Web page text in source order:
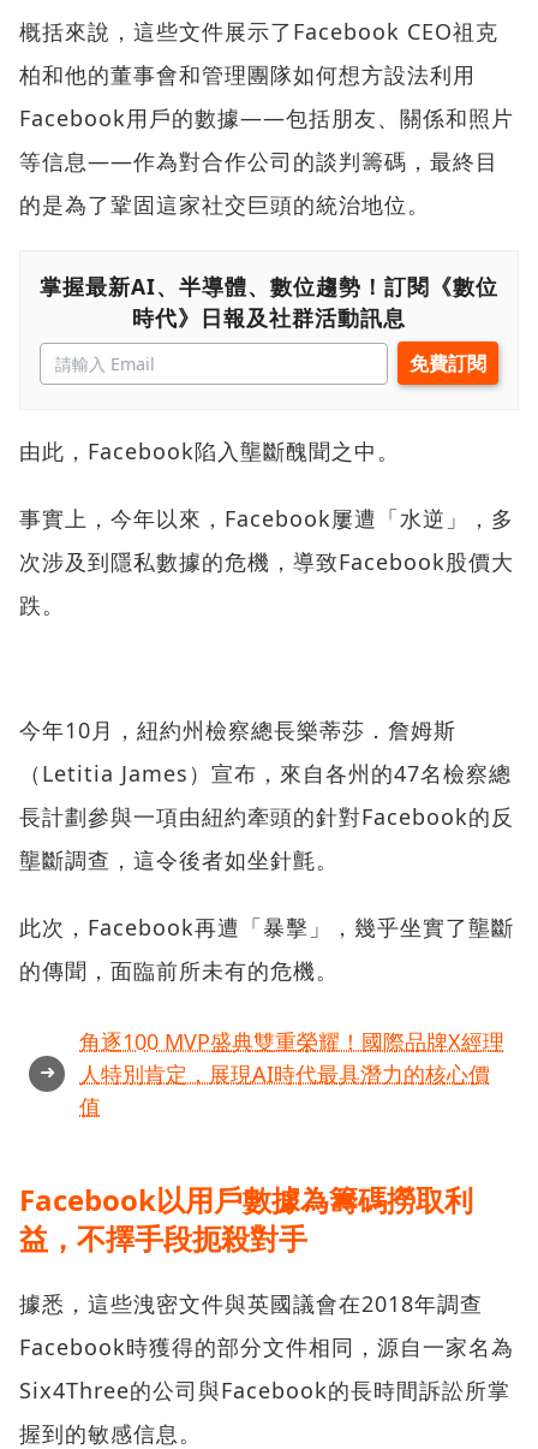
概括來說，這些文件展示了Facebook CEO祖克
柏和他的董事會和管理團隊如何想方設法利用
Facebook用戶的數據——包括朋友、關係和照片
等信息——作為對合作公司的談判籌碼，最終目
的是為了鞏固這家社交巨頭的統治地位。
掌握最新AI、半導體、數位趨勢！訂閱《數位
時代》日報及社群活動訊息
由此，Facebook陷入壟斷醜聞之中。
事實上，今年以來，Facebook屢遭「水逆」，多
次涉及到隱私數據的危機，導致Facebook股價大
跌。
今年10月，紐約州檢察總長樂蒂莎．詹姆斯
（Letitia James）宣布，來自各州的47名檢察總
長計劃參與一項由紐約牽頭的針對Facebook的反
壟斷調查，這令後者如坐針氈。
此次，Facebook再遭「暴擊」，幾乎坐實了壟斷
的傳聞，面臨前所未有的危機。
➜
角逐100 MVP盛典雙重榮耀！國際品牌X經理
人特別肯定，展現AI時代最具潛力的核心價
值
Facebook以用戶數據為籌碼撈取利
益，不擇手段扼殺對手
據悉，這些洩密文件與英國議會在2018年調查
Facebook時獲得的部分文件相同，源自一家名為
Six4Three的公司與Facebook的長時間訴訟所掌
握到的敏感信息。